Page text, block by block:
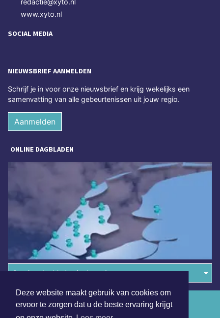
Deze website maakt gebruik van cookies om
ervoor te zorgen dat u de beste ervaring krijgt
redactie@xyto.nl
www.xyto.nl
SOCIAL MEDIA
NIEUWSBRIEF AANMELDEN
Schrijf je in voor onze nieuwsbrief en krijg wekelijks een
samenvatting van alle gebeurtenissen uit jouw regio.
Aanmelden
ONLINE DAGBLADEN
Overige dagbladen in de regio
Algemene voorwaarden